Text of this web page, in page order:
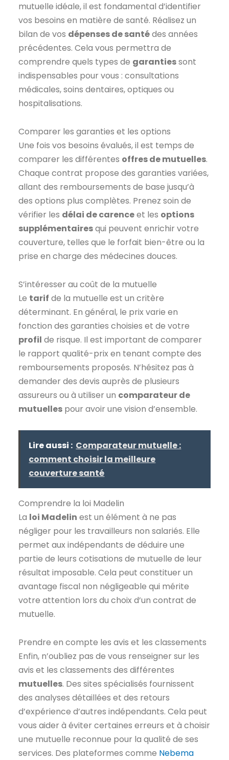
mutuelle idéale, il est fondamental d’identifier
vos besoins en matière de santé. Réalisez un
bilan de vos dépenses de santédes années
précédentes. Cela vous permettra de
comprendre quels types de garantiessont
indispensables pour vous : consultations
médicales, soins dentaires, optiques ou
hospitalisations.
Comparer les garanties et les options
Une fois vos besoins évalués, il est temps de
comparer les différentes offres de mutuelles.
Chaque contrat propose des garanties variées,
allant des remboursements de base jusqu’à
des options plus complètes. Prenez soin de
vérifier les délai de carenceet les options
supplémentairesqui peuvent enrichir votre
couverture, telles que le forfait bien-être ou la
prise en charge des médecines douces.
S’intéresser au coût de la mutuelle
Le tarif de la mutuelle est un critère
déterminant. En général, le prix varie en
fonction des garanties choisies et de votre
profil de risque. Il est important de comparer
le rapport qualité-prix en tenant compte des
remboursements proposés. N’hésitez pas à
demander des devis auprès de plusieurs
assureurs ou à utiliser un comparateur de
mutuelles pour avoir une vision d’ensemble.
Lire aussi : Comparateur mutuelle :
comment choisir la meilleure
couverture santé
Comprendre la loi Madelin
La loi Madelin est un élément à ne pas
négliger pour les travailleurs non salariés. Elle
permet aux indépendants de déduire une
partie de leurs cotisations de mutuelle de leur
résultat imposable. Cela peut constituer un
avantage fiscal non négligeable qui mérite
votre attention lors du choix d’un contrat de
mutuelle.
Prendre en compte les avis et les classements
Enfin, n’oubliez pas de vous renseigner sur les
avis et les classements des différentes
mutuelles. Des sites spécialisés fournissent
des analyses détaillées et des retours
d’expérience d’autres indépendants. Cela peut
vous aider à éviter certaines erreurs et à choisir
une mutuelle reconnue pour la qualité de ses
services. Des plateformes comme Nebema